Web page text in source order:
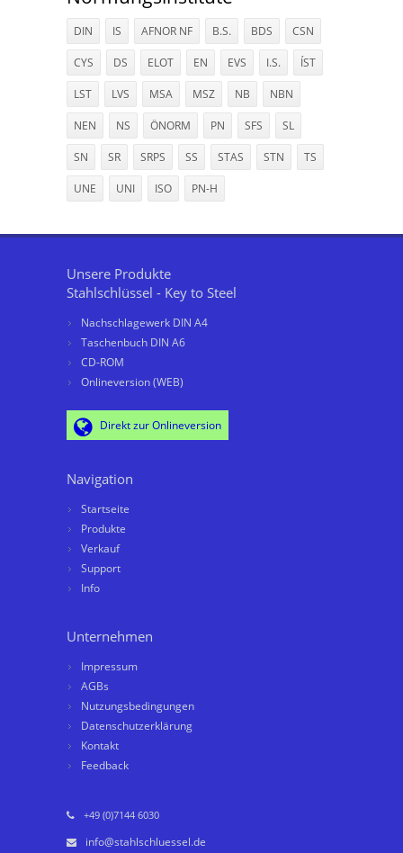
DIN IS AFNOR NF B.S. BDS CSN
CYS DS ELOT EN EVS I.S. ÍST
LST LVS MSA MSZ NB NBN
NEN NS ÖNORM PN SFS SL
SN SR SRPS SS STAS STN TS
UNE UNI ISO PN-H
Unsere Produkte
Stahlschlüssel - Key to Steel
Nachschlagewerk DIN A4
Taschenbuch DIN A6
CD-ROM
Onlineversion (WEB)
Direkt zur Onlineversion
Navigation
Startseite
Produkte
Verkauf
Support
Info
Unternehmen
Impressum
AGBs
Nutzungsbedingungen
Datenschutzerklärung
Kontakt
Feedback
+49 (0)7144 6030
info@stahlschluessel.de